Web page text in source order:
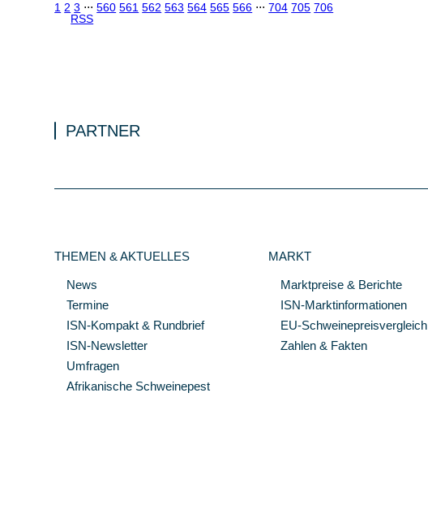
1 2 3 ⋅⋅⋅560 561 562 563 564 565 566 ⋅⋅⋅704 705 706
RSS
PARTNER
THEMEN & AKTUELLES
News
Termine
ISN-Kompakt & Rundbrief
ISN-Newsletter
Umfragen
Afrikanische Schweinepest
MARKT
Marktpreise & Berichte
ISN-Marktinformationen
EU-Schweinepreisvergleich
Zahlen & Fakten